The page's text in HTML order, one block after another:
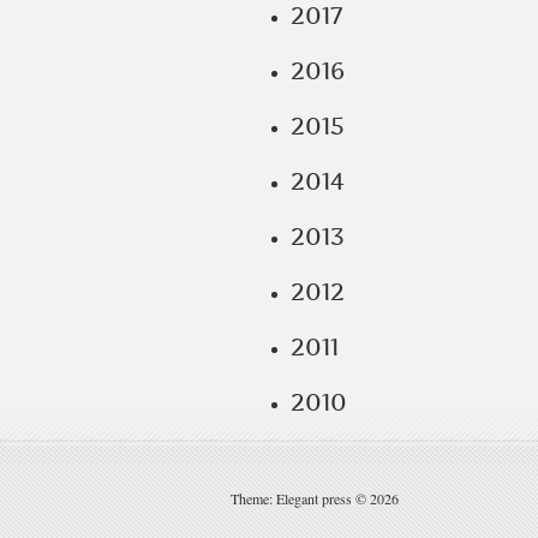
2017
2016
2015
2014
2013
2012
2011
2010
Theme: Elegant press © 2026